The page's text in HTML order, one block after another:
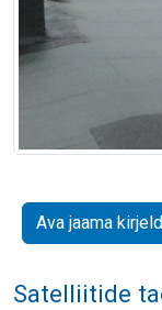
Ava jaama
Satelliitide